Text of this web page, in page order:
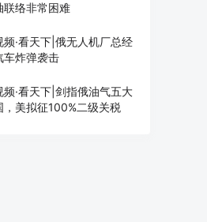
联络非常困难
频·看天下|俄无人机厂总经
车炸弹袭击
频·看天下|剑指俄油气五大
，美拟征100%二级关税